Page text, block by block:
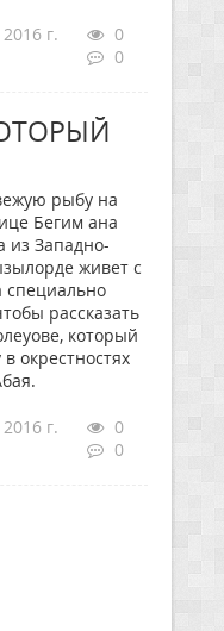
г.
0
0
рыбу на
Бегим ана
из Западно-
живет с
специально
рассказать
который
окрестностях
г.
0
0